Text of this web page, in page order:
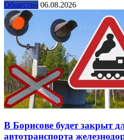
Общество 06.08.2026
В Борисове будет закрыт
автотранспорта